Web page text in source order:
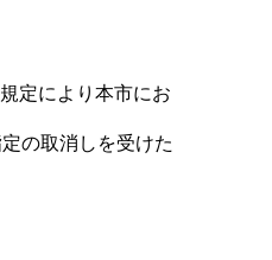
定により本市にお
の取消しを受けた